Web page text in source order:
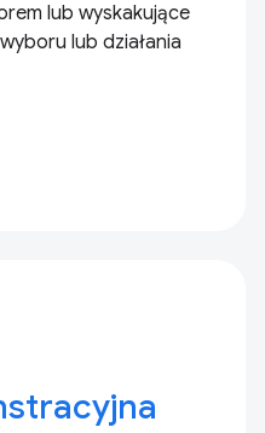
lub wyskakujące
lub działania